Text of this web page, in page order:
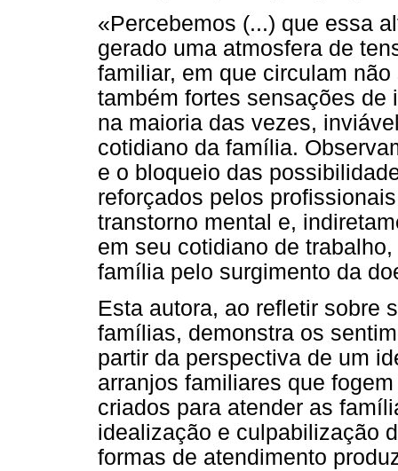
«Percebemos (...) que essa
gerado uma atmosfera de
familiar, em que circulam
também fortes sensações de
na maioria das vezes,
cotidiano da família.
e o bloqueio das
reforçados pelos
transtorno mental e,
em seu cotidiano de
família pelo surgimento da
Esta autora, ao refletir sobre
famílias, demonstra os
partir da perspectiva de um
arranjos familiares que
criados para atender as
idealização e culpabilização
formas de atendimento